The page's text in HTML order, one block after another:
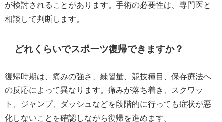
が検討されることがあります。手術の必要性は、専門医と
相談して判断します。
どれくらいでスポーツ復帰できますか？
復帰時期は、痛みの強さ、練習量、競技種目、保存療法へ
の反応によって異なります。痛みが落ち着き、スクワッ
ト、ジャンプ、ダッシュなどを段階的に行っても症状が悪
化しないことを確認しながら復帰を進めます。